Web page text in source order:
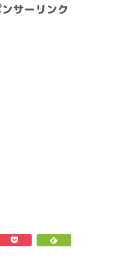
サーリンク